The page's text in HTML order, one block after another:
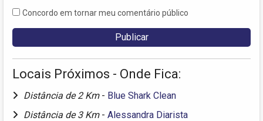
Concordo em tornar meu comentário público
Locais Próximos - Onde Fica:
Distância de 2 Km - Blue Shark Clean
Distância de 3 Km - Alessandra Diarista